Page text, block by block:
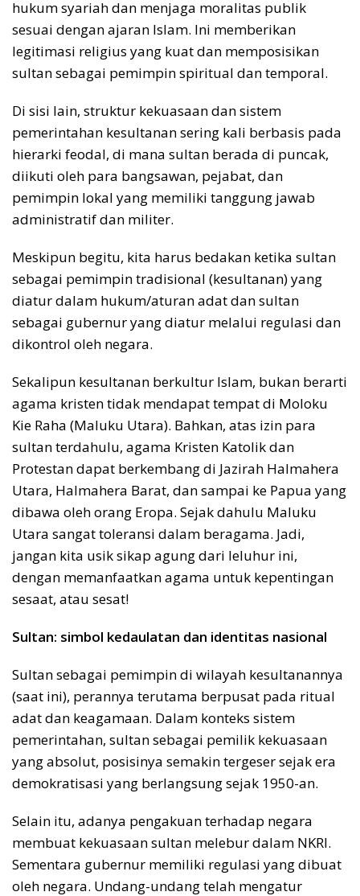
hukum syariah dan menjaga moralitas publik
sesuai dengan ajaran Islam. Ini memberikan
legitimasi religius yang kuat dan memposisikan
sultan sebagai pemimpin spiritual dan temporal.
Di sisi lain, struktur kekuasaan dan sistem
pemerintahan kesultanan sering kali berbasis pada
hierarki feodal, di mana sultan berada di puncak,
diikuti oleh para bangsawan, pejabat, dan
pemimpin lokal yang memiliki tanggung jawab
administratif dan militer.
Meskipun begitu, kita harus bedakan ketika sultan
sebagai pemimpin tradisional (kesultanan) yang
diatur dalam hukum/aturan adat dan sultan
sebagai gubernur yang diatur melalui regulasi dan
dikontrol oleh negara.
Sekalipun kesultanan berkultur Islam, bukan berarti
agama kristen tidak mendapat tempat di Moloku
Kie Raha (Maluku Utara). Bahkan, atas izin para
sultan terdahulu, agama Kristen Katolik dan
Protestan dapat berkembang di Jazirah Halmahera
Utara, Halmahera Barat, dan sampai ke Papua yang
dibawa oleh orang Eropa. Sejak dahulu Maluku
Utara sangat toleransi dalam beragama. Jadi,
jangan kita usik sikap agung dari leluhur ini,
dengan memanfaatkan agama untuk kepentingan
sesaat, atau sesat!
Sultan: simbol kedaulatan dan identitas nasional
Sultan sebagai pemimpin di wilayah kesultanannya
(saat ini), perannya terutama berpusat pada ritual
adat dan keagamaan. Dalam konteks sistem
pemerintahan, sultan sebagai pemilik kekuasaan
yang absolut, posisinya semakin tergeser sejak era
demokratisasi yang berlangsung sejak 1950-an.
Selain itu, adanya pengakuan terhadap negara
membuat kekuasaan sultan melebur dalam NKRI.
Sementara gubernur memiliki regulasi yang dibuat
oleh negara. Undang-undang telah mengatur